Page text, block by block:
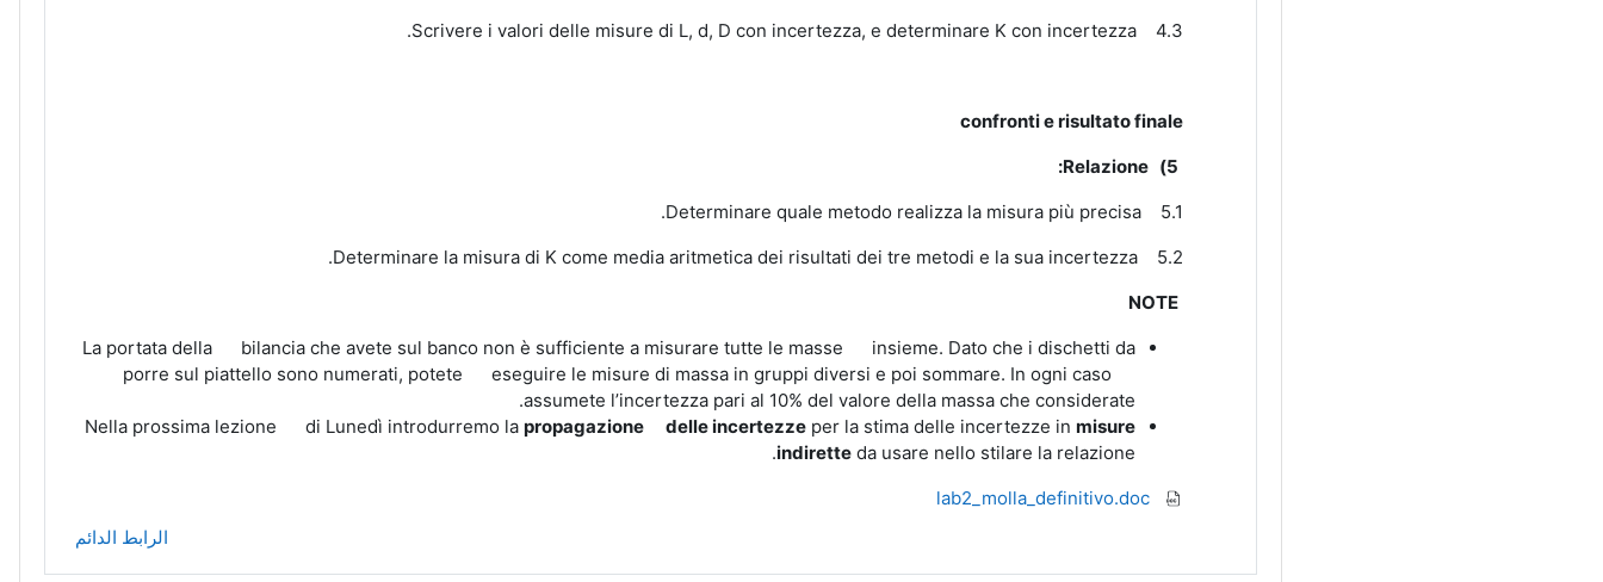
4.3 Scrivere i valori delle misure di L, d, D con incertezza, e determinare K con incertezza.
confronti e risultato finale
5)
Relazione:
5.1 Determinare quale metodo realizza la misura più precisa.
5.2 Determinare la misura di K come media aritmetica dei risultati dei tre metodi e la sua incertezza.
NOTE
La portata della bilancia che avete sul banco non è sufficiente a misurare tutte le masse insieme. Dato che i dischetti da
porre sul piattello sono numerati, potete eseguire le misure di massa in gruppi diversi e poi sommare. In ogni caso
assumete l’incertezza pari al 10% del valore della massa che considerate.
Nella prossima lezione di Lunedì introdurremo lapropagazione delle incertezze per la stima delle incertezze inmisure
indirette da usare nello stilare la relazione.
الرابط الدائم